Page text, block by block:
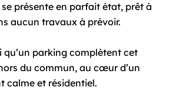
présente en parfait état, prêt à
aucun travaux à prévoir.
qu’un parking complètent cet
du commun, au cœur d’un
calme et résidentiel.